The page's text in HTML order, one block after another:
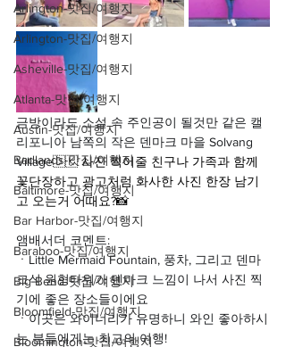
Arlington-맛집/여행지
Arlington-맛집/여행지
Asheville-맛집/여행지
Atlanta-맛집/여행지
Austin-맛집/여행지
Badlands-맛집/여행지
Baltimore-맛집/여행지
Bar Harbor-맛집/여행지
Baraboo-맛집/여행지
Big Bend-맛집/여행지
Bloomfield-맛집/여행지
Bloomington-맛집/여행지
금방이라도 소설 속 주인공이 될것만 같은 캘
리포니아 남쪽의 작은 덴마크 마을 Solvang
Village🇩🇰 사진 찍어줄 친구나 가족과 함께
꽃단장하고 광고처럼 화사한 사진 한장 남기
고 오는거 어때요?📸
앰배서더 코멘트:
ㆍLittle Mermaid Fountain, 풍차, 그리고 덴마
크식 원형타워가 덴마크 느낌이 나서 사진 찍
기에 좋은 장소들이에요
ㆍ이곳은 와이너리가 유명하니 와인 좋아하시
는 분들에게는 최고의 여행!